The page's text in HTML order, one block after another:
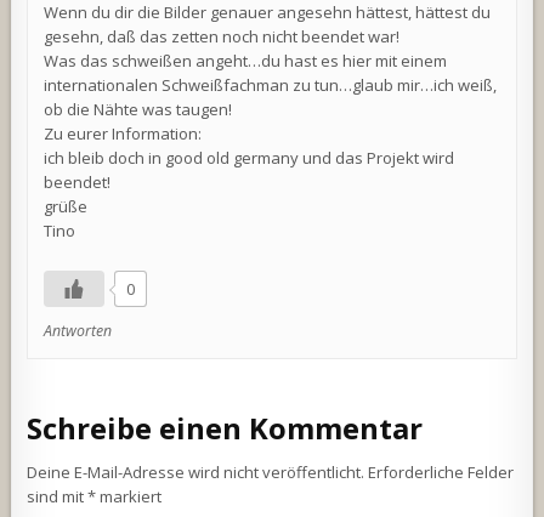
Wenn du dir die Bilder genauer angesehn hättest, hättest du
gesehn, daß das zetten noch nicht beendet war!
Was das schweißen angeht…du hast es hier mit einem
internationalen Schweißfachman zu tun…glaub mir…ich weiß,
ob die Nähte was taugen!
Zu eurer Information:
ich bleib doch in good old germany und das Projekt wird
beendet!
grüße
Tino
0
Antworten
Schreibe einen Kommentar
Deine E-Mail-Adresse wird nicht veröffentlicht. Erforderliche Felder
sind mit*markiert